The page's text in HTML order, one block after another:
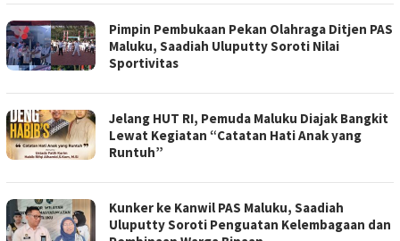
Pimpin Pembukaan Pekan Olahraga Ditjen PAS
Maluku, Saadiah Uluputty Soroti Nilai
Sportivitas
Jelang HUT RI, Pemuda Maluku Diajak Bangkit
Lewat Kegiatan “Catatan Hati Anak yang
Runtuh”
Kunker ke Kanwil PAS Maluku, Saadiah
Uluputty Soroti Penguatan Kelembagaan dan